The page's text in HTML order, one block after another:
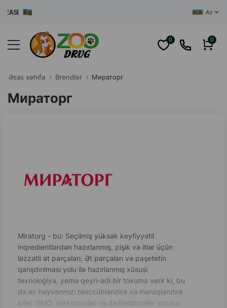
Az
0 0
Əsas səhifə Brendlər Мираторг
Мираторг
Miratorg - bu: Seçilmiş yüksək keyfiyyətli
inqredientlərdən hazırlanmış, pişik və itlər üçün
ləzzətli ət parçaları. Ət parçaları və paşetetin
qarışdırılması yolu ilə hazırlanmış xüsusi
texnologiya, yemə qeyri-adi bir toxuma verir ki, bu
da ev heyvanınızı təəccübləndirə və maraqlandıra
bilər. GMO, süni boyalar və dadlandırıcılar yoxdur.